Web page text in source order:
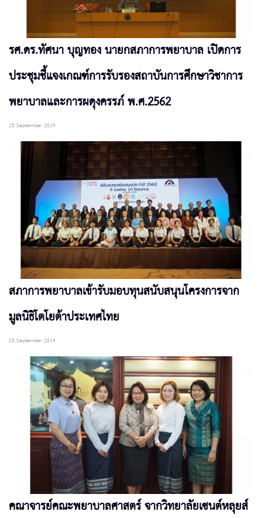
รศ.ดร.ทัศนา บุญทอง นายกสภาการพยาบาล เปิดการ
ประชุมชี้แจงเกณฑ์การรับรองสถาบันการศึกษาวิชาการ
พยาบาลและการผดุงครรภ์ พ.ศ.2562
23 September 2019
สภาการพยาบาลเข้ารับมอบทุนสนับสนุนโครงการจาก
มูลนิธิโตโยต้าประเทศไทย
23 September 2019
คณาจารย์คณะพยาบาลศาสตร์ จากวิทยาลัยเซนต์หลุยส์